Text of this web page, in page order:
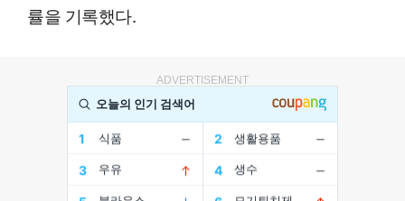
률을 기록했다.
ADVERTISEMENT